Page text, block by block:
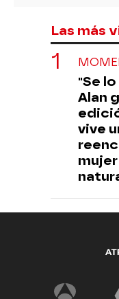
Las más
"Se
Alan
vive